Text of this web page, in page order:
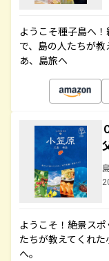
ようこそ種子島へ
で、島の人たちが
あ、島旅へ
ようこそ！絶景ス
たちが教えてくれ
へ。